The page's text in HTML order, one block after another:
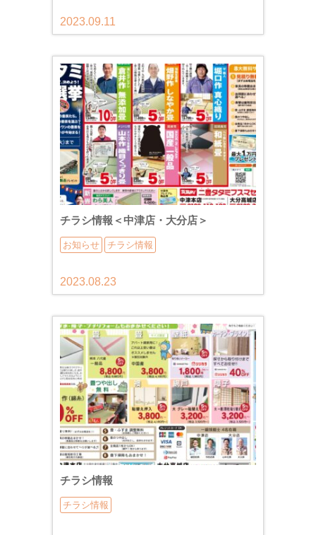
2023.09.11
チラシ情報＜中津店・大分店＞
お知らせ チラシ情報
2023.08.23
チラシ情報
チラシ情報